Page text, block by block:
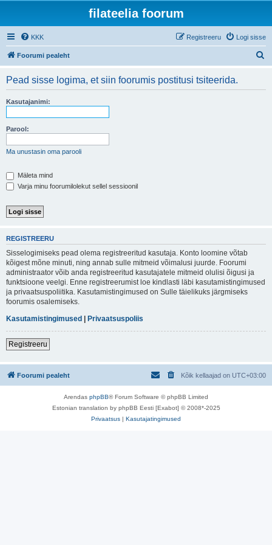
filateelia foorum
KKK Logi sisse
Registreeru
Foorumi pealeht
Pead sisse logima, et siin foorumis postitusi tsiteerida.
Kasutajanimi:
Parool:
Ma unustasin oma parooli
Mäleta mind
Varja minu foorumilolekut sellel sessioonil
REGISTREERU
Sisselogimiseks pead olema registreeritud kasutaja. Konto loomine võtab
kõigest mõne minuti, ning annab sulle mitmeid võimalusi juurde. Foorumi
administraator võib anda registreeritud kasutajatele mitmeid olulisi õigusi ja
funktsioone veelgi. Enne registreerumist loe kindlasti läbi kasutamistingimused
ja privaatsuspoliitika. Kasutamistingimused on Sulle täielikuks järgmiseks
foorumis osalemiseks.
Kasutamistingimused | Privaatsuspoliis
Registreeru
Foorumi pealeht Kõik kellaajad on UTC+03:00
Arendas phpBB® Forum Software © phpBB Limited
Estonian translation by phpBB Eesti [Exabot] © 2008*-2025
Privaatsus | Kasutajatingimused